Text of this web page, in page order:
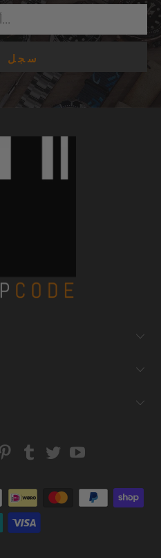
Strapcode
Strapcode
Pinterest
Strapcode
Tumblr
Strapcode
TwitterYouTube